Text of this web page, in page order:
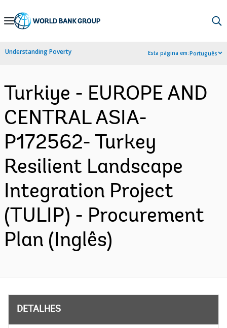
Skip
Navigation
Understanding Poverty Esta página em:Português
Turkiye - EUROPE AND
CENTRAL ASIA-
P172562- Turkey
Resilient Landscape
Integration Project
(TULIP) - Procurement
Plan (Inglês)
DETALHES